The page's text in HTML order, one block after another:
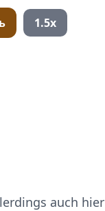
1.5x
auch hier